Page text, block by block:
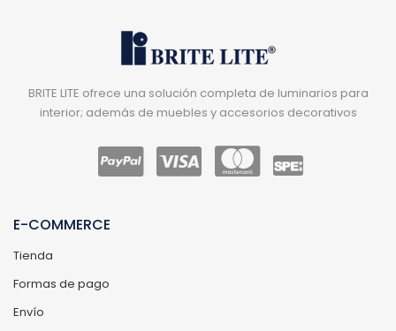
BRITE LITE ofrece una solución completa de luminarios para
interior; además de muebles y accesorios decorativos
E-COMMERCE
Tienda
Formas de pago
Envío